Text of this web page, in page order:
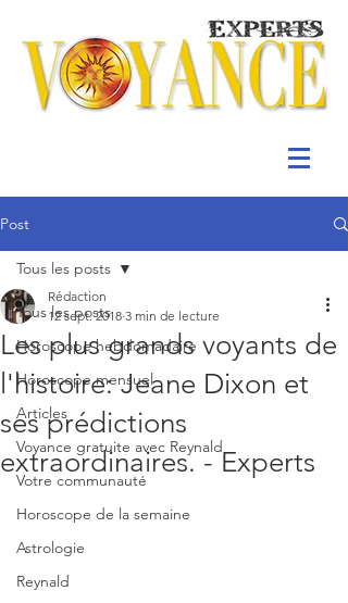
Post
Tous les posts
Horoscope hebdomadaire
Horoscope mensuel
Articles
Voyance gratuite avec Reynald
Votre communauté
Horoscope de la semaine
Astrologie
Reynald
Tous les posts
Les plus grands voyants de
l'histoire: Jeane Dixon et
ses prédictions
extraordinaires. - Experts
Rédaction
12 sept. 2018 3 min de lecture